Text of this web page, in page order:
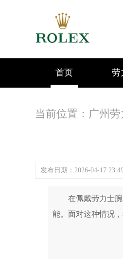
首页 劳
当前位置： 广州
发布日期：2026-04-17
在佩戴劳力士腕
能。面对这种情况